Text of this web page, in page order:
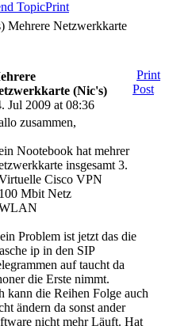
TopicPrint
Mehrere Netzwerkkarte
(Nic's)
Jul 2009 at 08:36
Print
Post
zusammen,
Nootebook hat mehrer
insgesamt 3.
Cisco VPN
Mbit Netz
Problem ist jetzt das die
ip in den SIP
auf taucht da
die Erste nimmt.
kann die Reihen Folge auch
ändern da sonst ander
nicht mehr Läuft. Hat